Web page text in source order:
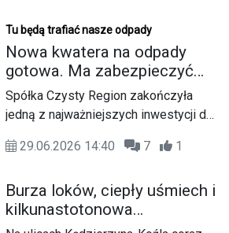
inwestora. Obiekt przez dłuższy czas
pozostawał niewykorzystywany. Jak
dowiedzieliśmy się nieoficjalnie, po
mieszkania.
Tu będą trafiać nasze odpady
Nowa kwatera na odpady
gotowa. Ma zabezpieczyć
mieszkańców Czystego
Regionu na kilkadziesiąt lat
Spółka Czysty Region zakończyła
jedną z najważniejszych inwestycji dla
Przy ulicy Naftowej w Kędzierzynie-
składowiska, do której przez kolejne
dziesięciolecia będą trafiać odpady
nienadające się już do przetworzenia.
29.06.2026 14:40 7 1
Burza loków, ciepły uśmiech i
kilkunastotonowa
śmieciarka. Takiej